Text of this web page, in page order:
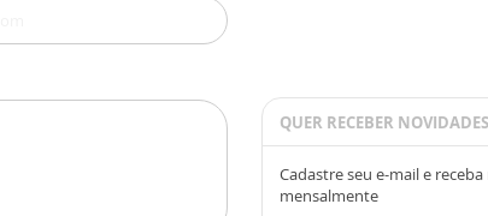
QUER RECEBER
Cadastre seu e-mail e
mensalmente